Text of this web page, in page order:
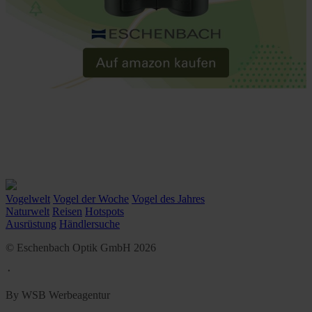
Vogelwelt Vogel der Woche Vogel des Jahres
Naturwelt Reisen Hotspots
Ausrüstung Händlersuche
© Eschenbach Optik GmbH 2026
᛫
By WSB Werbeagentur